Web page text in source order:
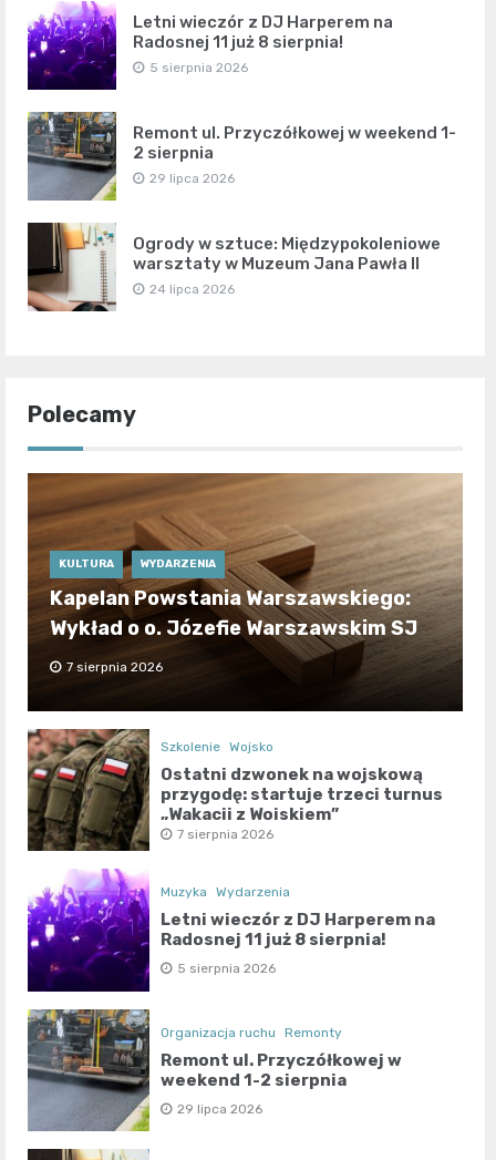
Letni wieczór z DJ Harperem na
Radosnej 11 już 8 sierpnia!
5 sierpnia 2026
Remont ul. Przyczółkowej w weekend 1-
2 sierpnia
29 lipca 2026
Ogrody w sztuce: Międzypokoleniowe
warsztaty w Muzeum Jana Pawła II
24 lipca 2026
Polecamy
KULTURA WYDARZENIA
Kapelan Powstania Warszawskiego:
Wykład o o. Józefie Warszawskim SJ
7 sierpnia 2026
Szkolenie Wojsko
Ostatni dzwonek na wojskową
przygodę: startuje trzeci turnus
„Wakacji z Wojskiem”
7 sierpnia 2026
Muzyka Wydarzenia
Letni wieczór z DJ Harperem na
Radosnej 11 już 8 sierpnia!
5 sierpnia 2026
Organizacja ruchu Remonty
Remont ul. Przyczółkowej w
weekend 1-2 sierpnia
29 lipca 2026